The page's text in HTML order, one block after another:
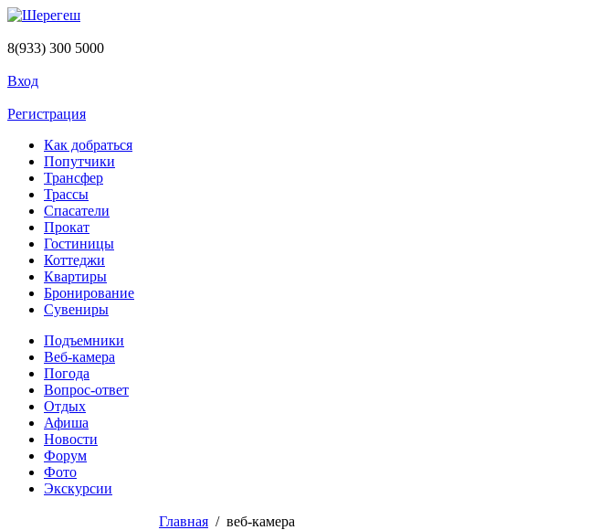
Перейти к основному содержанию
8(933) 300 5000
Вход
Регистрация
Как добраться
Попутчики
Трансфер
Трассы
Спасатели
Прокат
Гостиницы
Коттеджи
Квартиры
Бронирование
Сувениры
Подъемники
Веб-камера
Погода
Вопрос-ответ
Отдых
Афиша
Новости
Форум
Фото
Экскурсии
Главная / веб-камера